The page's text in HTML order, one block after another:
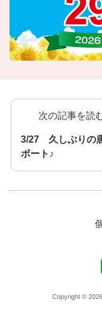
次の記事を読
3/27 久しぶりの
ボート♪
Copyright ©